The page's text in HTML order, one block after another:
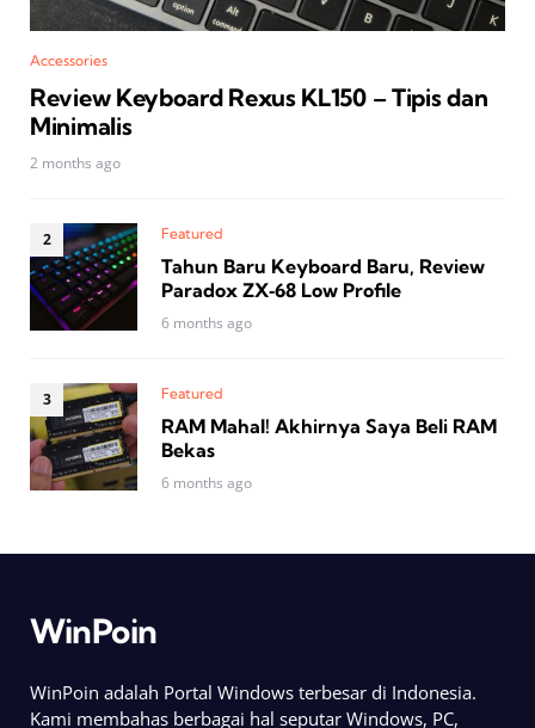
Accessories
Review Keyboard Rexus KL150 – Tipis dan
Minimalis
2 months ago
Featured
Tahun Baru Keyboard Baru, Review
Paradox ZX‑68 Low Profile
6 months ago
Featured
RAM Mahal! Akhirnya Saya Beli RAM
Bekas
6 months ago
WinPoin
WinPoin adalah Portal Windows terbesar di Indonesia.
Kami membahas berbagai hal seputar Windows, PC,